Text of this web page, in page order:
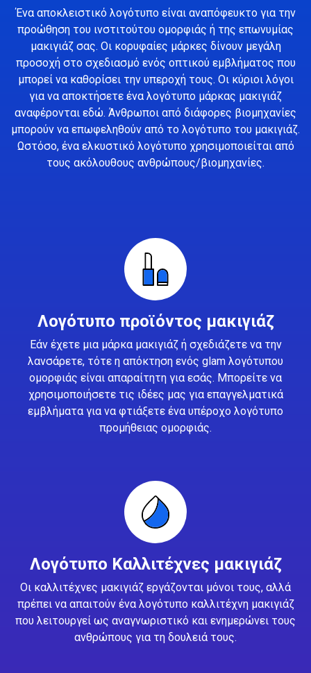
Ένα αποκλειστικό λογότυπο είναι αναπόφευκτο για την
προώθηση του ινστιτούτου ομορφιάς ή της επωνυμίας
μακιγιάζ σας. Οι κορυφαίες μάρκες δίνουν μεγάλη
προσοχή στο σχεδιασμό ενός οπτικού εμβλήματος που
μπορεί να καθορίσει την υπεροχή τους. Οι κύριοι λόγοι
για να αποκτήσετε ένα λογότυπο μάρκας μακιγιάζ
αναφέρονται εδώ. Άνθρωποι από διάφορες βιομηχανίες
μπορούν να επωφεληθούν από το λογότυπο του μακιγιάζ.
Ωστόσο, ένα ελκυστικό λογότυπο χρησιμοποιείται από
τους ακόλουθους ανθρώπους/βιομηχανίες.
Λογότυπο προϊόντος μακιγιάζ
Εάν έχετε μια μάρκα μακιγιάζ ή σχεδιάζετε να την
λανσάρετε, τότε η απόκτηση ενός glam λογότυπου
ομορφιάς είναι απαραίτητη για εσάς. Μπορείτε να
χρησιμοποιήσετε τις ιδέες μας για επαγγελματικά
εμβλήματα για να φτιάξετε ένα υπέροχο λογότυπο
προμήθειας ομορφιάς.
Λογότυπο Καλλιτέχνες μακιγιάζ
Οι καλλιτέχνες μακιγιάζ εργάζονται μόνοι τους, αλλά
πρέπει να απαιτούν ένα λογότυπο καλλιτέχνη μακιγιάζ
που λειτουργεί ως αναγνωριστικό και ενημερώνει τους
ανθρώπους για τη δουλειά τους.